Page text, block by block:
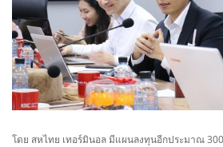
โดย สหไทย เทอร์มินอล มีแผนลงทุนอีกประมาณ